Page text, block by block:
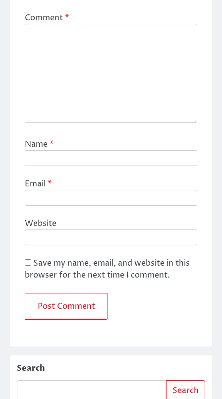
Comment*
Name*
Email *
Website
Save my name, email, and website in this
browser for the next time I comment.
Search
Search